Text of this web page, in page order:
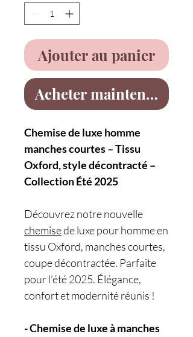
Ajouter au panier
Acheter maintenant
Chemise de luxe homme
manches courtes – Tissu
Oxford, style décontracté –
Collection Été 2025
Découvrez notre nouvelle
chemisede luxe pour homme en
tissu Oxford, manches courtes,
coupe décontractée. Parfaite
pour l’été 2025. Élégance,
confort et modernité réunis !
- Chemise de luxe à manches